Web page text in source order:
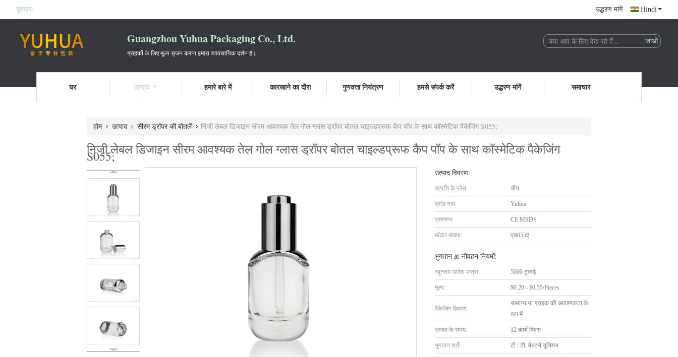
दूरभाष: उद्धरण मांगें Hindi
Guangzhou Yuhua Packaging Co., Ltd.
ग्राहकों के लिए मूल्य सृजन करना हमारा व्यावसायिक दर्शन है।
घर उत्पाद हमारे बारे में कारखाने का दौरा गुणवत्ता नियंत्रण हमसे संपर्क करें उद्धरण मांगें समाचार
होम उत्पाद सीरम ड्रॉपर की बोतलें निजी लेबल डिजाइन सीरम आवश्यक तेल गोल ग्लास ड्रॉपर बोतल चाइल्डप्रूफ कैप पॉप के साथ कॉस्मेटिक पैकेजिंग S055;
निजी लेबल डिजाइन सीरम आवश्यक तेल गोल ग्लास ड्रॉपर बोतल चाइल्डप्रूफ कैप पॉप के साथ कॉस्मेटिक पैकेजिंग
S055;
उत्पाद विवरण:
उत्पत्ति के प्लेस: चीन
ब्रांड नाम: Yuhua
प्रमाणन: CE MSDS
मॉडल संख्या: एस055ए
भुगतान & नौवहन नियमों:
न्यूनतम आदेश मात्रा: 5000 टुकड़े
मूल्य: $0.20 - $0.55/Pieces
पैकेजिंग विवरण:
सामान्य या ग्राहक की आवश्यकता के
रूप में
प्रसव के समय: 12 कार्य दिवस
भुगतान शर्तें: टी / टी, वेस्टर्न यूनियन